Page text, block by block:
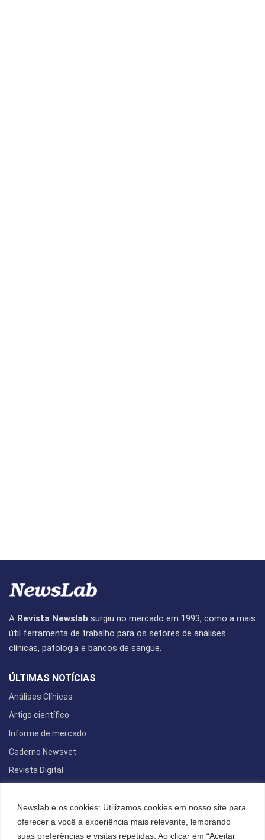
Newslab e os cookies: Utilizamos cookies em nosso site para
oferecer a você a experiência mais relevante, lembrando
suas preferências e visitas repetidas. Ao clicar em “Aceitar
A Revista Newslab surgiu no mercado em 1993, como a mais
útil ferramenta de trabalho para os setores de análises
clínicas, patologia e bancos de sangue.
ÚLTIMAS NOTÍCIAS
Análises Clínicas
Artigo científico
Informe de mercado
Caderno Newsvet
Revista Digital